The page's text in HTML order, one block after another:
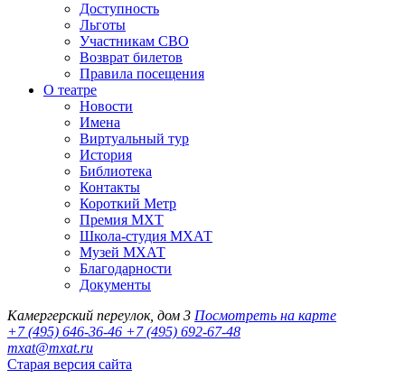
Доступность
Льготы
Участникам СВО
Возврат билетов
Правила посещения
О театре
Новости
Имена
Виртуальный тур
История
Библиотека
Контакты
Короткий Метр
Премия МХТ
Школа-студия МХАТ
Музей МХАТ
Благодарности
Документы
Камергерский переулок, дом 3 Посмотреть на карте
+7 (495) 646-36-46 +7 (495) 692-67-48‬
mxat@mxat.ru
Старая версия сайта